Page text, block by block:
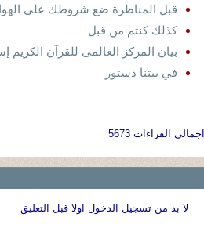
قبل المناظرة ضع شروطك على
كذلك كنتم من قبل
بيان المركز العالمى للقرآن الكريم
في بيتنا دستور
اجمالي القراءات 5673
لا بد من تسجيل الدخول اولا قبل التعليق